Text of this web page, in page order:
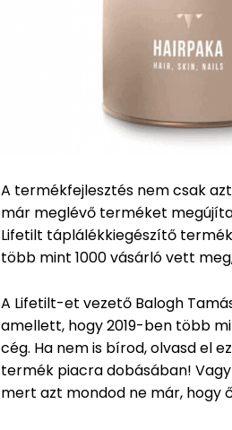
A termékfejlesztés nem csak
már meglévő terméket
Lifetilt táplálékkiegészítő
több mint 1000 vásárló vett
A Lifetilt-et vezető Balogh
amellett, hogy 2019-ben több
cég. Ha nem is bírod, olvasd el
termék piacra dobásában!
mert azt mondod ne már, hogy